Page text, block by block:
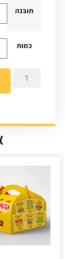
תובנה
כמות